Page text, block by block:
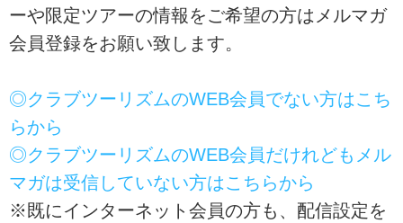
ーや限定ツアーの情報をご希望の方はメルマガ
会員登録をお願い致します。
◎クラブツーリズムのWEB会員でない方はこち
らから
◎クラブツーリズムのWEB会員だけれどもメル
マガは受信していない方はこちらから
※既にインターネット会員の方も、配信設定を